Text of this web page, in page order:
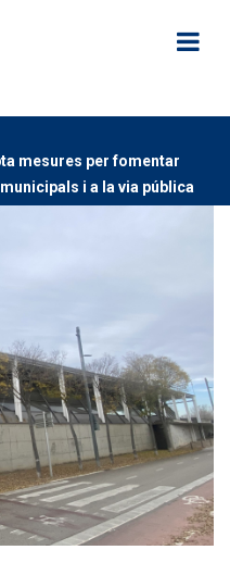
mesures per fomentar
i a la via pública